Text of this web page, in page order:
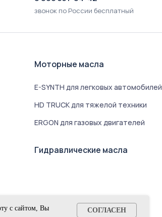
звонок по России бесплатный
E-SYNTH для легковых автомобилей
Моторные масла
Гидравлические масла
HD TRUCK для тяжелой техники
ERGON для газовых двигателей
с сайтом, Вы
СОГЛАСЕН